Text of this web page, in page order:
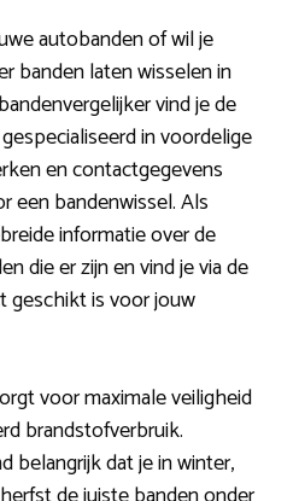
autobanden of wil je
banden laten wisselen in
vind je de
in voordelige
en contactgegevens
een bandenwissel. Als
informatie over de
die er zijn en vind je via de
geschikt is voor jouw
voor maximale veiligheid
brandstofverbruik.
belangrijk dat je in winter,